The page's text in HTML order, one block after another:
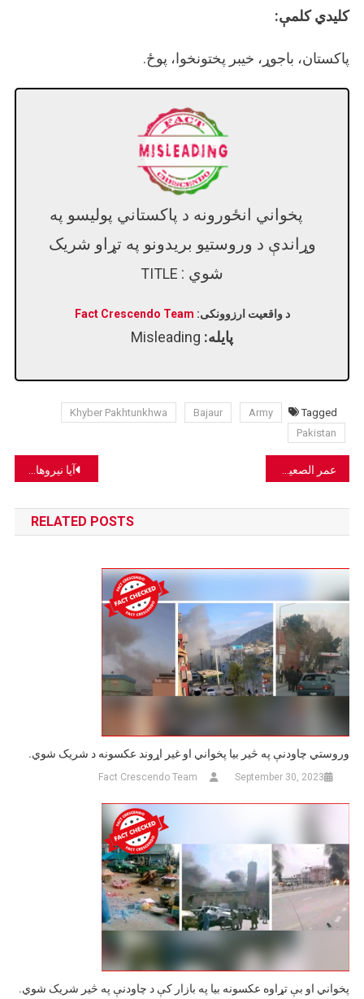
کلیدي کلمې:
پاکستان، باجوړ، خیبر پختونخوا، پوځ.
پخواني انځورونه د پاکستاني پولیسو په
وړاندې د وروستیو بریدونو په تړاو شریک
شوي :
د واقعیت ارزوونکی: Fact Crescendo Team
پایله:
Tagged
Army
Bajaur
Khyber Pakhtunkhwa
Pakistan
Post
navigation
آیا نیروهای طالبان در جنگ تورخم واقعاً از این اسلحه استفاده کرده‌اند؟ عمر الصعيدي له خپلو لوڼو سره د اتم مارچ نمانځلو په مناسبت نه، بلکې د روژې په مناسبت ګډ انځور خپور کړی.
RELATED POSTS
وروستي چاودنې په څیر بيا پخواني او غیر اړوند عکسونه د شریک شوي.
September 30, 2023
Fact Crescendo Team
پخواني او بې تړاوه عکسونه بیا په بازار کې د چاودنې په څیر شریک شوي.